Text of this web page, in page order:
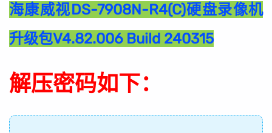
海康威视DS-7908N-R4(C)硬盘录像机
升级包V4.82.006 Build 240315
解压密码如下：